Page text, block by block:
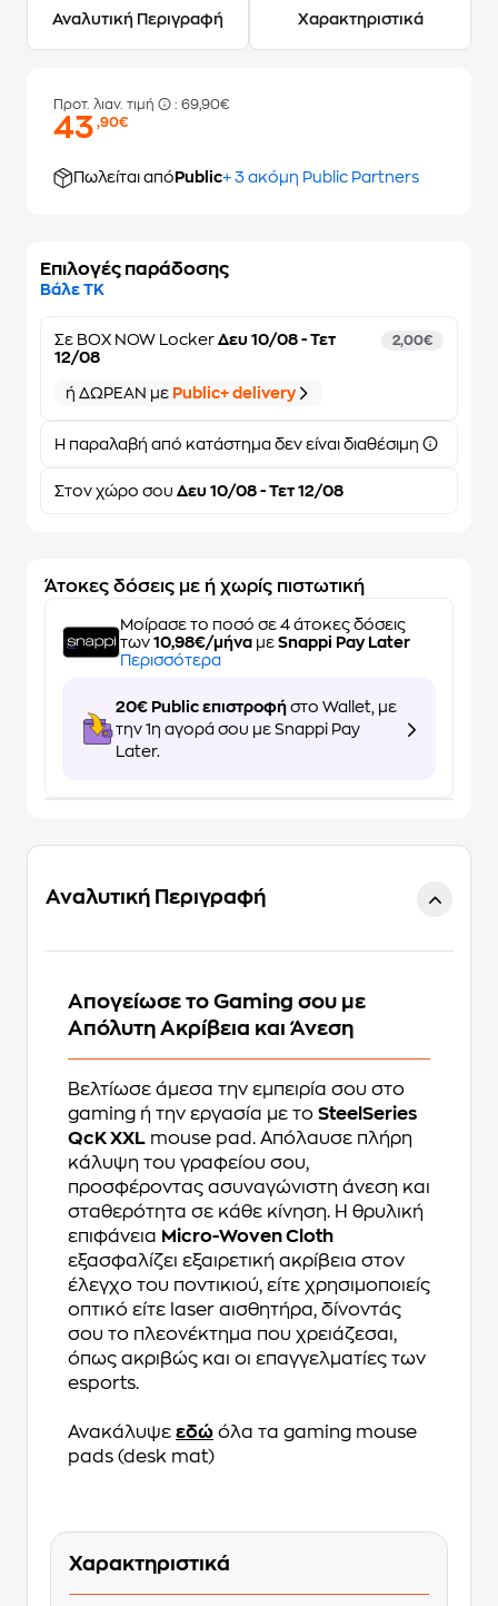
Αναλυτική Περιγραφή Χαρακτηριστικά
Προτ. λιαν. τιμή : 69,90€
43,90€
Πωλείται από Public+ 3 ακόμη Public Partners
Επιλογές παράδοσης
Βάλε ΤΚ
Σε BOX NOW Locker Δευ 10/08 - Τετ
12/08
2,00€
ή ΔΩΡΕΑΝ με Public+ delivery
Η παραλαβή από κατάστημα δεν είναι διαθέσιμη
Στον χώρο σου Δευ 10/08 - Τετ 12/08
Άτοκες δόσεις με ή χωρίς πιστωτική
Μοίρασε το ποσό σε 4 άτοκες δόσεις
των 10,98€/μήνα με Snappi Pay Later
Περισσότερα
20€ Public επιστροφή στο Wallet, με
την 1η αγορά σου με Snappi Pay
Later.
Αναλυτική Περιγραφή
Απογείωσε το Gaming σου με
Απόλυτη Ακρίβεια και Άνεση
Βελτίωσε άμεσα την εμπειρία σου στο
gaming ή την εργασία με το SteelSeries
QcK XXL mouse pad. Απόλαυσε πλήρη
κάλυψη του γραφείου σου,
προσφέροντας ασυναγώνιστη άνεση και
σταθερότητα σε κάθε κίνηση. Η θρυλική
επιφάνεια Micro-Woven Cloth
εξασφαλίζει εξαιρετική ακρίβεια στον
έλεγχο του ποντικιού, είτε χρησιμοποιείς
οπτικό είτε laser αισθητήρα, δίνοντάς
σου το πλεονέκτημα που χρειάζεσαι,
όπως ακριβώς και οι επαγγελματίες των
esports.
Ανακάλυψε εδώ όλα τα gaming mouse
pads (desk mat)
Χαρακτηριστικά